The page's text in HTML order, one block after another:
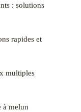
: solutions
rapides et
multiples
à melun